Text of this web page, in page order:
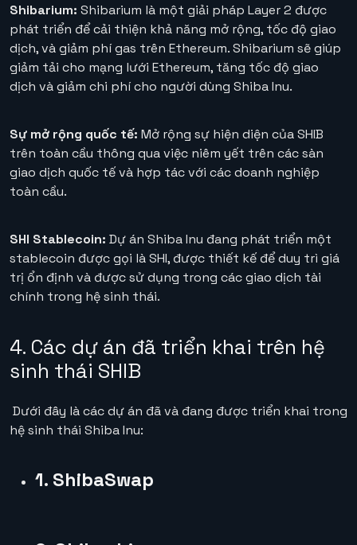
Shibarium: Shibarium là một giải pháp Layer 2 được
phát triển để cải thiện khả năng mở rộng, tốc độ giao
dịch, và giảm phí gas trên Ethereum. Shibarium sẽ giúp
giảm tải cho mạng lưới Ethereum, tăng tốc độ giao
dịch và giảm chi phí cho người dùng Shiba Inu.
Sự mở rộng quốc tế: Mở rộng sự hiện diện của SHIB
trên toàn cầu thông qua việc niêm yết trên các sàn
giao dịch quốc tế và hợp tác với các doanh nghiệp
toàn cầu.
SHI Stablecoin: Dự án Shiba Inu đang phát triển một
stablecoin được gọi là SHI, được thiết kế để duy trì giá
trị ổn định và được sử dụng trong các giao dịch tài
chính trong hệ sinh thái.
4. Các dự án đã triển khai trên hệ
sinh thái SHIB
Dưới đây là các dự án đã và đang được triển khai trong
hệ sinh thái Shiba Inu:
1. ShibaSwap